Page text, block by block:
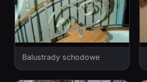
Balustrady schodowe